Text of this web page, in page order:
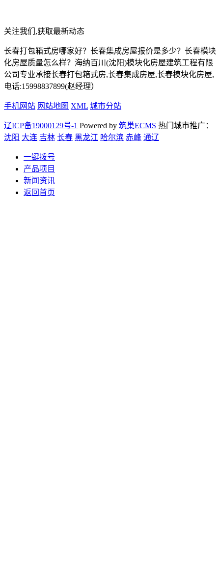
关注我们,获取最新动态
长春打包箱式房哪家好？长春集成房屋报价是多少？长春模块
化房屋质量怎么样？海纳百川(沈阳)模块化房屋建筑工程有限
公司专业承接长春打包箱式房,长春集成房屋,长春模块化房屋,
电话:15998837899(赵经理）
手机网站 网站地图 XML 城市分站
辽ICP备19000129号-1 Powered by 筑巢ECMS 热门城市推广：
沈阳 大连 吉林 长春 黑龙江 哈尔滨 赤峰 通辽
一键拨号
产品项目
新闻资讯
返回首页